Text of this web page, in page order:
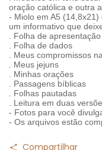
oração católica e outra
- Miolo em A5
um informativo que
. Folha de
. Folha de dados
. Meus compromissos
. Meus jejuns
. Minhas orações
. Passagens bíblicas
. Folhas pautadas
. Leitura em duas
- Fotos para você
- Os arquivos estão
Compartilhar